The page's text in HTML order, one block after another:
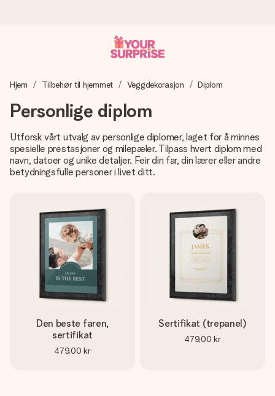
Vi lager dine gaver med omtanke og sender den avgårde så
aller mest.
4,5 (basert på +15 000 anmeldelser)
Gratis kort med hilsen
Lag noe unikt med bare noen få steg - med hennes navn,
et bilde av dere eller en beskjed som virkelig berører
hjertet. Ikke noe tull, bare masse kjærlighet i øyeblikket.
Hjem Tilbehør til hjemmet Veggdekorasjon Diplom
Personlige diplom
Utforsk vårt utvalg av personlige diplomer, laget for å minnes
spesielle prestasjoner og milepæler. Tilpass hvert diplom med
navn, datoer og unike detaljer. Feir din far, din lærer eller andre
betydningsfulle personer i livet ditt.
Den beste faren,
sertifikat
479,00 kr
Sertifikat (trepanel)
479,00 kr